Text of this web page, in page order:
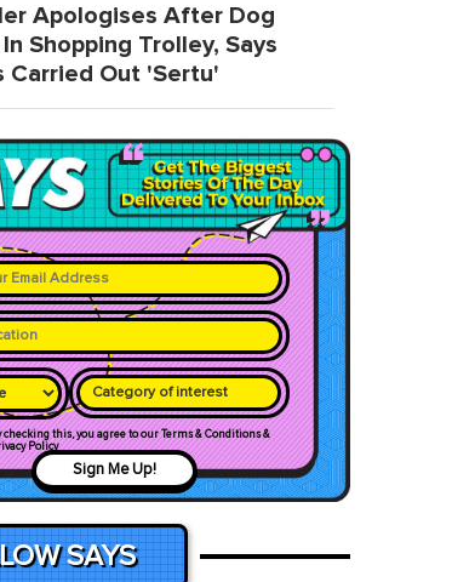
Apologises After Dog
Shopping Trolley, Says
Carried Out 'Sertu'
Category of interest
checking this, you agree to our Terms & Conditions &
Policy
Sign Me Up!
SAYS